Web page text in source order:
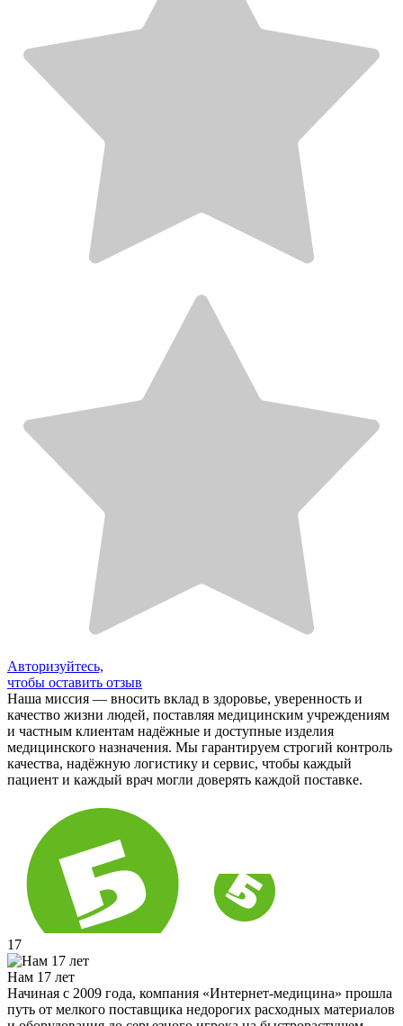
Авторизуйтесь,
чтобы оставить отзыв
Наша миссия — вносить вклад в здоровье, уверенность и
качество жизни людей, поставляя медицинским учреждениям
и частным клиентам надёжные и доступные изделия
медицинского назначения. Мы гарантируем строгий контроль
качества, надёжную логистику и сервис, чтобы каждый
пациент и каждый врач могли доверять каждой поставке.
17
Нам 17 лет
Начиная с 2009 года, компания «Интернет-медицина» прошла
путь от мелкого поставщика недорогих расходных материалов